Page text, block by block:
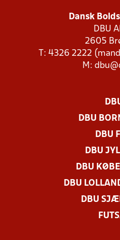
Dansk
DBU
2605
T: 4326 2222
M:
DBU
DBU
DBU
DBU
DBU
DBU